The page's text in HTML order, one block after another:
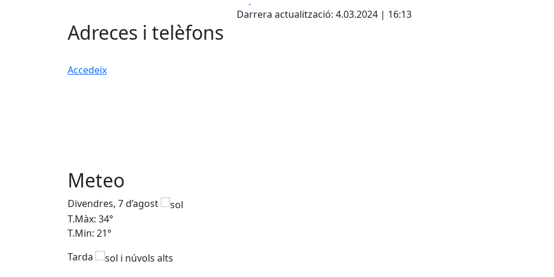
+
Darrera actualització: 4.03.2024 | 16:13
Adreces i telèfons
Accedeix
Meteo
Divendres, 7 d’agost
T.Màx: 34°
T.Min: 21°
Tarda